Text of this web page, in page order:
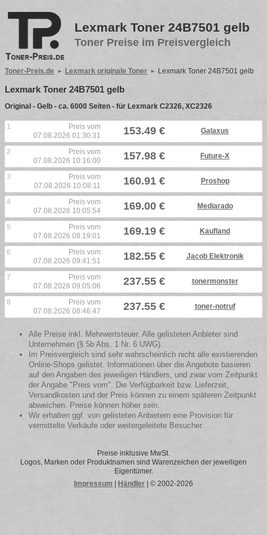
Lexmark Toner 24B7501 gelb
Toner Preise im Preisvergleich
Toner-Preis.de Lexmark originale Toner Lexmark Toner 24B7501 gelb
Lexmark Toner 24B7501 gelb
Original - Gelb - ca. 6000 Seiten - für Lexmark C2326, XC2326
1
Preis vom
07.08.2026 01:30:31
153.49 € Galaxus
2
Preis vom
07.08.2026 10:16:00
157.98 € Future-X
3
Preis vom
07.08.2026 10:08:11
160.91 € Proshop
4
Preis vom
07.08.2026 10:05:54
169.00 € Mediarado
5
Preis vom
07.08.2026 08:19:01
169.19 € Kaufland
6
Preis vom
07.08.2026 09:41:51
182.55 € Jacob Elektronik
7
Preis vom
07.08.2026 09:05:06
237.55 € tonermonster
8
Preis vom
07.08.2026 08:46:47
237.55 € toner-notruf
Alle Preise inkl. Mehrwertsteuer. Alle gelisteten Anbieter sind
Unternehmen (§ 5b Abs. 1 Nr. 6 UWG).
Im Preisvergleich sind sehr wahrscheinlich nicht alle existierenden
Online-Shops gelistet. Informationen über die Angebote basieren
auf den Angaben des jeweiligen Händlers, und zwar vom Zeitpunkt
der Angabe "Preis vom". Die Verfügbarkeit bzw. Lieferzeit,
Versandkosten und der Preis können zu einem späteren Zeitpunkt
abweichen. Preise können höher sein.
Wir erhalten ggf. von gelisteten Anbietern eine Provision für
vermittelte Verkäufe oder weitergeleitete Besucher.
Preise inklusive MwSt.
Logos, Marken oder Produktnamen sind Warenzeichen der jeweiligen
Eigentümer.
Impressum
Händler | © 2002-2026